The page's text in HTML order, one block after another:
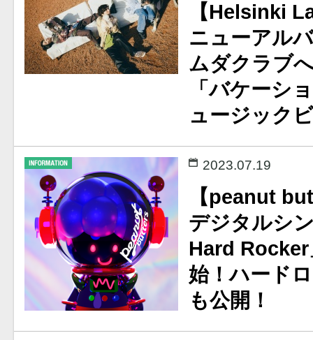
【Helsinki
ニューアル
ムダクラブ
「バケーシ
ュージック
2023.07.19
【peanut
デジタルシ
Hard
始！ハード
も公開！